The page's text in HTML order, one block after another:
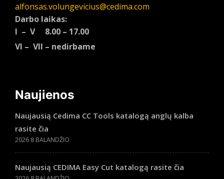
alfonsas.volungevicius@cedima.com
Darbo laikas:
I – V 8.00 – 17.00
VI – VII – nedirbame
Naujienos
Naujausią Cedima CC Tools katalogą anglų kalba
rasite čia
2026 8 BALANDŽIO
Naujausią CEDIMA Easy Cut katalogą rasite čia